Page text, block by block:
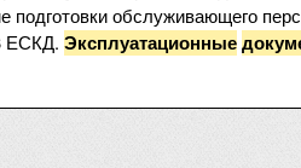
подготовки обслуживающего
ЕСКД. Эксплуатационные